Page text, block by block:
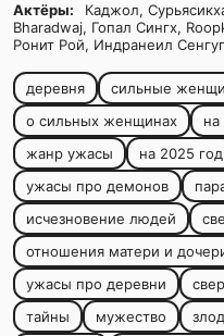
Актёры:
Каджол,
Bharadwaj, Гопал Сингх,
Ронит Рой, Индранеил
деревня сильные
о сильных женщинах
жанр ужасы
на 2025 год
ужасы про демонов
исчезновение людей
отношения матери и
ужасы про деревни
тайны
мужество